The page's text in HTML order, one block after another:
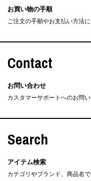
お買い物の手順
ご注文の手順やお支払い方法
Contact
お問い合わせ
カスタマーサポートへのお問
Search
アイテム検索
カテゴリやブランド、商品名